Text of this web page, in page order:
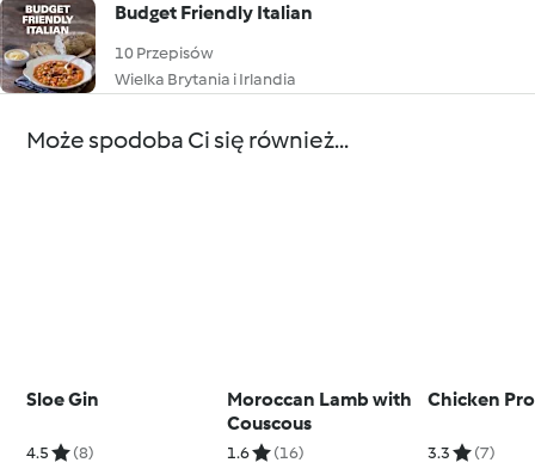
Budget Friendly Italian
10 Przepisów
Wielka Brytania i Irlandia
Może spodoba Ci się również...
Sloe Gin
4.5 (8)
Moroccan Lamb with
Couscous
1.6 (16)
Chicken
3.3 (7)